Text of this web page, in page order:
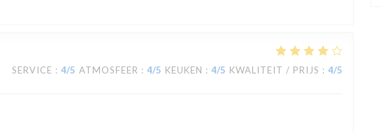
SERVICE : 4/5 ATMOSFEER : 4/5 KEUKEN : 4/5 KWALITEIT / PRIJS : 4/5